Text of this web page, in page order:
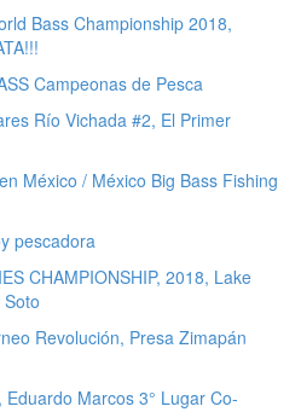
Bass Championship 2018,
Campeonas de Pesca
Río Vichada #2, El Primer
México / México Big Bass Fishing
pescadora
CHAMPIONSHIP, 2018, Lake
Revolución, Presa Zimapán
Eduardo Marcos 3° Lugar Co-